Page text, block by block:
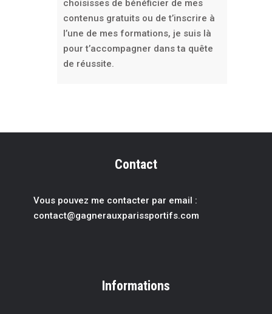
choisisses de bénéficier de mes
contenus gratuits ou de t’inscrire à
l’une de mes formations, je suis là
pour t’accompagner dans ta quête
de réussite.
Contact
Vous pouvez me contacter par email :
contact@gagnerauxparissportifs.com
Informations